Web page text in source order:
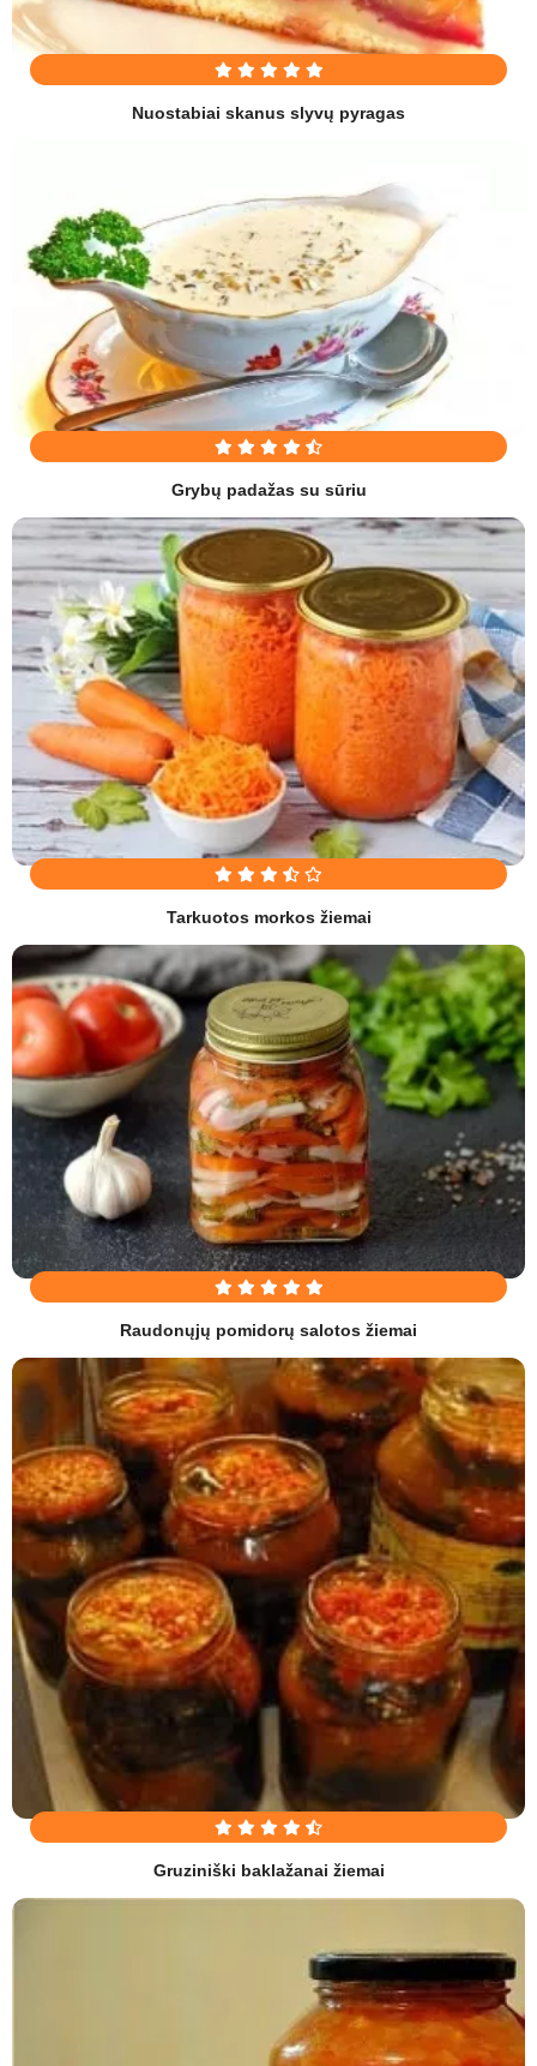
Nuostabiai skanus slyvų pyragas
Grybų padažas su sūriu
Tarkuotos morkos žiemai
Raudonųjų pomidorų salotos žiemai
Gruziniški baklažanai žiemai